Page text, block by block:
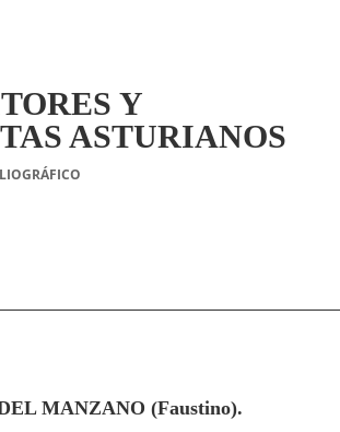
Y
ASTURIANOS
MANZANO (Faus­tino).